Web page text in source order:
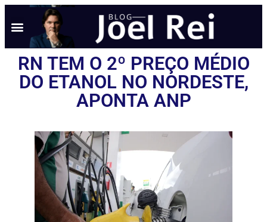
RN TEM O 2º PREÇO MÉDIO
DO ETANOL NO NORDESTE,
APONTA ANP